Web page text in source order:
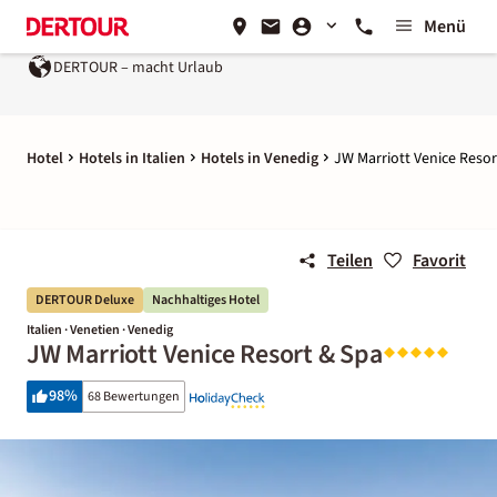
Menü
DERTOUR – macht Urlaub
Hotel Hotels in Italien Hotels in Venedig JW Marriott Venice
Teilen Favorit
DERTOUR Deluxe
Nachhaltiges Hotel
Italien · Venetien · Venedig
JW Marriott Venice Resort & Spa
98% 68 Bewertungen